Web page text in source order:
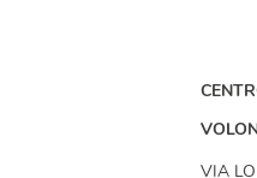
VIA